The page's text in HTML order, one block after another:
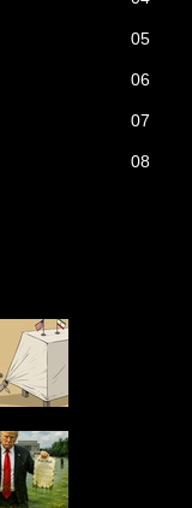
05
06
07
08